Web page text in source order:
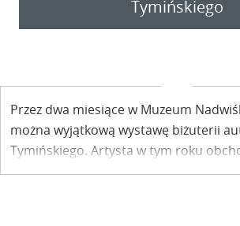
Tymińskiego
Przez dwa miesiące w Muzeum
można wyjątkową wystawę biżuterii
Tymińskiego. Artysta w tym roku
dwudziestolecia pracy twórczej.